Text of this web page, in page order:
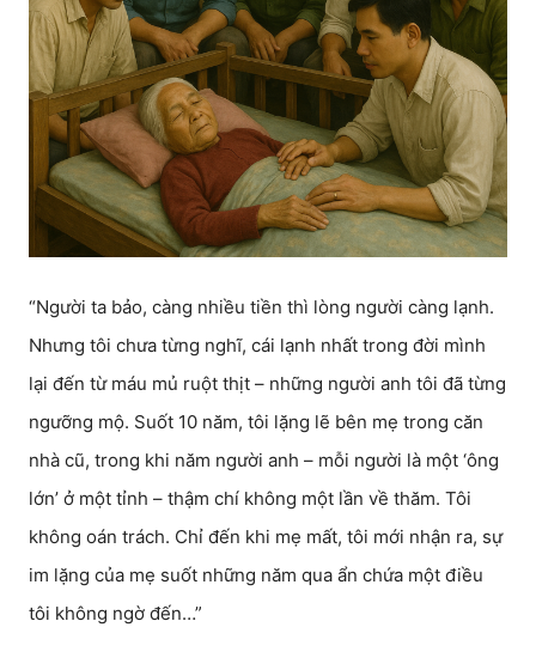
“Người ta bảo, càng nhiều tiền thì lòng người càng lạnh.
Nhưng tôi chưa từng nghĩ, cái lạnh nhất trong đời mình
lại đến từ máu mủ ruột thịt – những người anh tôi đã từng
ngưỡng mộ. Suốt 10 năm, tôi lặng lẽ bên mẹ trong căn
nhà cũ, trong khi năm người anh – mỗi người là một ‘ông
lớn’ ở một tỉnh – thậm chí không một lần về thăm. Tôi
không oán trách. Chỉ đến khi mẹ mất, tôi mới nhận ra, sự
im lặng của mẹ suốt những năm qua ẩn chứa một điều
tôi không ngờ đến…”